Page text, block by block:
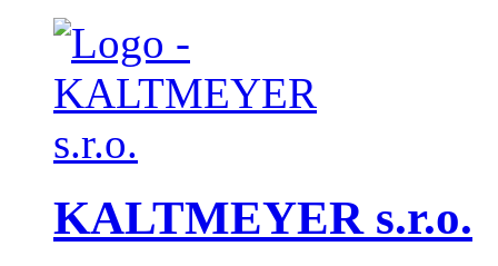
KALTMEYER s.r.o.